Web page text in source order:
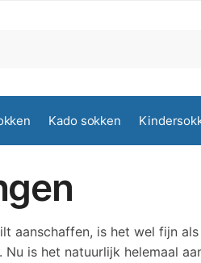
Kado sokken
aanschaffen, is het wel fijn
is het natuurlijk helemaal